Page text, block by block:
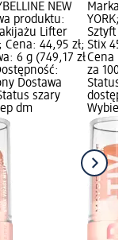
NEW
produktu:
Lifter
Cena: 44,95 zł;
6 g (749,17 zł
Dostawa
szary
dm
Marka:
YORK;
Sztyft
Stix 45,
Cena
za 100
Status
Wybierz